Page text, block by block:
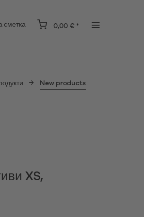
сметка 0,00 € *
New products
XS,